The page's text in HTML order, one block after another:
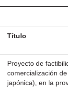
Título
Proyecto de
comercialización
japónica), en la